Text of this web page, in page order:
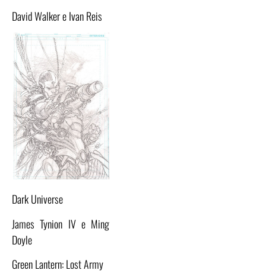
David Walker e Ivan Reis
Dark Universe
James Tynion IV e Ming
Doyle
Green Lantern: Lost Army